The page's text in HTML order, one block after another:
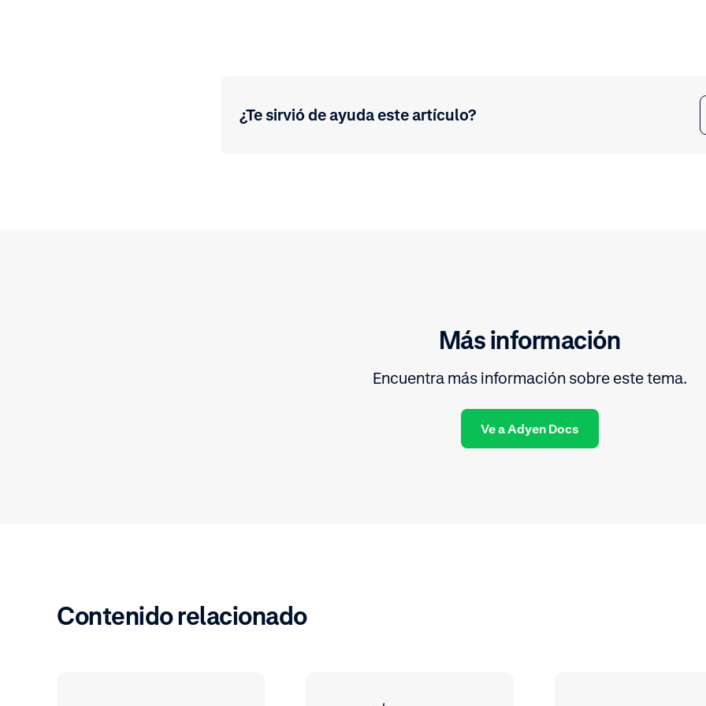
¿Te sirvió de ayuda este artículo?
Más información
Encuentra más información sobre este tema.
Ve a Adyen Docs
Contenido relacionado